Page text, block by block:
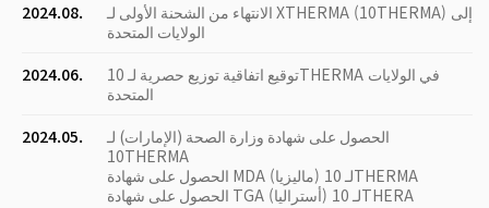
2024.08.
الانتهاء من الشحنة الأولى لـ XTHERMA (10THERMA) إلى
الولايات المتحدة
2024.06.
توقيع اتفاقية توزيع حصرية لـ 10THERMA في الولايات
المتحدة
2024.05.
الحصول على شهادة وزارة الصحة (الإمارات) لـ
10THERMA
الحصول على شهادة MDA (ماليزيا) لـ 10THERMA
الحصول على شهادة TGA (أستراليا) لـ 10THERA